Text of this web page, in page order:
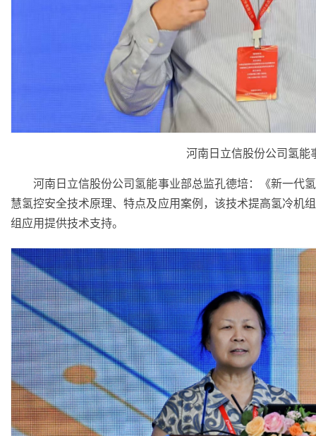
河南日立信股份公司氢能
河南日立信股份公司氢能事业部总监孔德培：《新一代
慧氢控安全技术原理、特点及应用案例，该技术提高氢冷机
组应用提供技术支持。